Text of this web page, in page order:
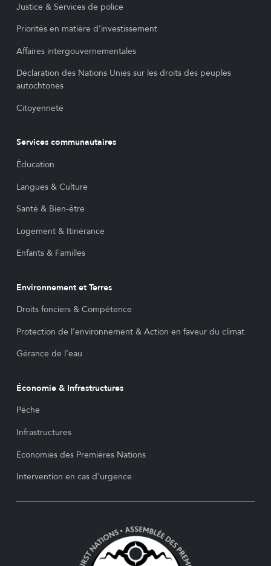
Justice & Services de police
Priorités en matière d’investissement
Affaires intergouvernementales
Déclaration des Nations Unies sur les droits des peuples
autochtones
Citoyenneté
Services communautaires
Éducation
Langues & Culture
Santé & Bien-être
Logement & Itinérance
Enfants & Familles
Environnement et Terres
Droits fonciers & Compétence
Protection de l’environnement & Action en faveur du climat
Gérance de l’eau
Économie & Infrastructures
Pêche
Infrastructures
Économies des Premières Nations
Intervention en cas d’urgence